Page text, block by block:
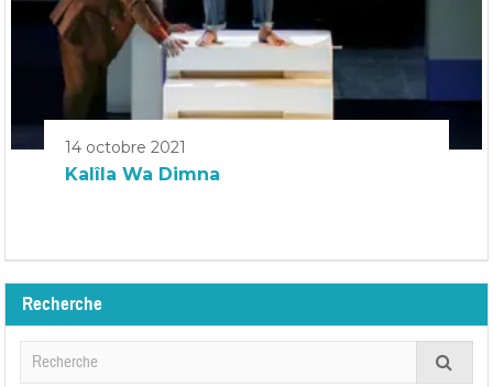
14 octobre 2021
Kalîla Wa Dimna
Recherche